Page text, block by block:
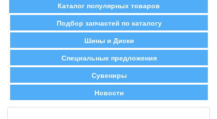
Каталог популярных товаров
Подбор запчастей по каталогу
Шины и Диски
Специальные предложения
Сувениры
Новости